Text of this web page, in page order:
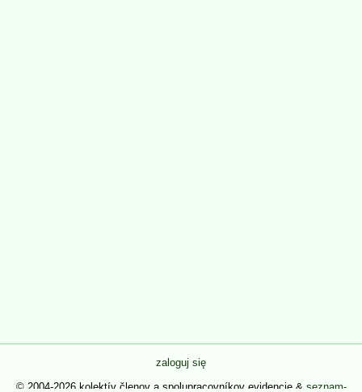
zaloguj się
© 2004-2026 kolektív členov a spolupracovníkov evidencie & seznam-